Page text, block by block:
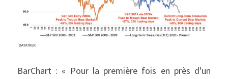
BarChart : « Pour la première fois en près d'un